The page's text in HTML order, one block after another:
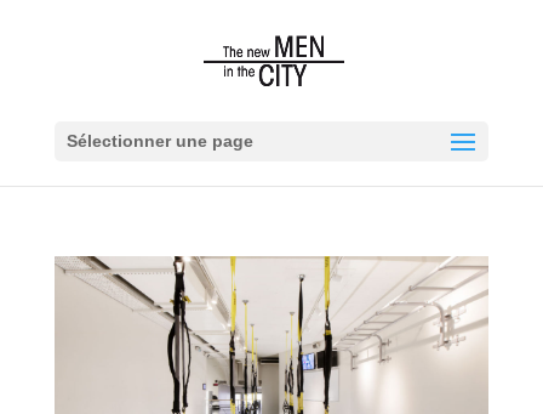
Sélectionner une page